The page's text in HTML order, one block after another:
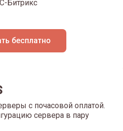
Битрикс
бесплатно
с почасовой оплатой.
сервера в пару